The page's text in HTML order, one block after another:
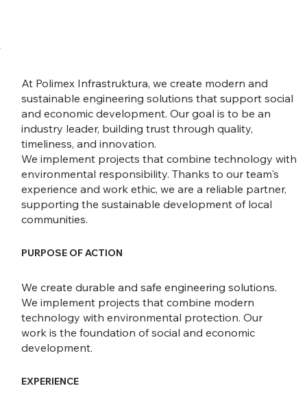
At Polimex Infrastruktura, we create modern and
sustainable engineering solutions that support social
and economic development. Our goal is to be an
industry leader, building trust through quality,
timeliness, and innovation.
We implement projects that combine technology with
environmental responsibility. Thanks to our team's
experience and work ethic, we are a reliable partner,
supporting the sustainable development of local
communities.
PURPOSE OF ACTION
We create durable and safe engineering solutions.
We implement projects that combine modern
technology with environmental protection. Our
work is the foundation of social and economic
development.
EXPERIENCE